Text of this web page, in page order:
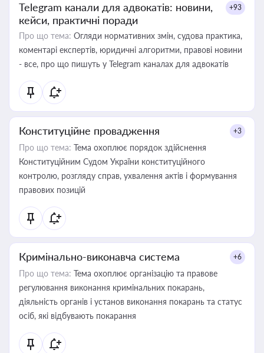
Telegram канали для адвокатів: новини,
кейси, практичні поради
+93
Про що тема: Огляди нормативних змін, судова практика,
коментарі експертів, юридичні алгоритми, правові новини
- все, про що пишуть у Telegram каналах для адвокатів
Конституційне провадження +3
Про що тема: Тема охоплює порядок здійснення
Конституційним Судом України конституційного
контролю, розгляду справ, ухвалення актів і формування
правових позицій
Кримінально-виконавча система +6
Про що тема: Тема охоплює організацію та правове
регулювання виконання кримінальних покарань,
діяльність органів і установ виконання покарань та статус
осіб, які відбувають покарання